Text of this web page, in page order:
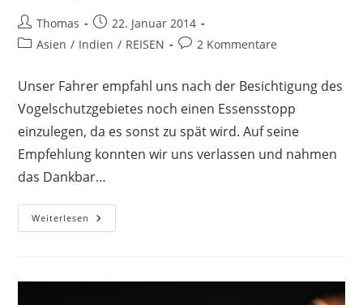
Beitrags-
Autor:
Thomas
Beitrag
veröffentlicht:
22. Januar 2014
Beitrags-
Asien / Indien / REISEN
Beitrags-
2 Kommentare
Unser Fahrer empfahl uns nach der Besichtigung des
Vogelschutzgebietes noch einen Essensstopp
einzulegen, da es sonst zu spät wird. Auf seine
Empfehlung konnten wir uns verlassen und nahmen
das Dankbar…
Weiterlesen Die
Geisterstadt
Sikri